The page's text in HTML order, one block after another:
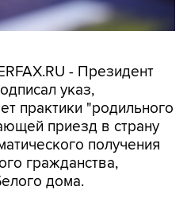
- Президент
указ,
практики "родильного
приезд в страну
получения
гражданства,
дома.